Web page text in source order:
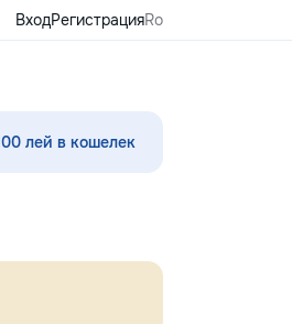
ВходРегистрацияRo
лей в кошелек